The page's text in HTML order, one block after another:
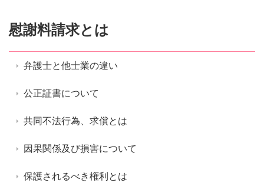
慰謝料請求とは
弁護士と他士業の違い
公正証書について
共同不法行為、求償とは
因果関係及び損害について
保護されるべき権利とは